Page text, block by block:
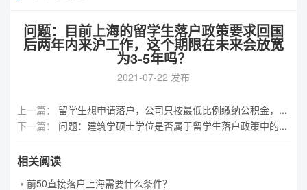
问题：目前上海的留学生落户政策要求回国
后两年内来沪工作，这个期限在未来会放宽
为3-5年吗？
2021-07-22 发布
上一篇：
留学生想申请落户，公司只按最低比例缴纳公积金，但是缴纳了一倍基数的社保，会影响落户吗？
下一篇：
问题：建筑学硕士学位是否属于留学生落户政策中的数学、科学、技术、工程类专业？
相关阅读
前50直接落户上海需要什么条件？